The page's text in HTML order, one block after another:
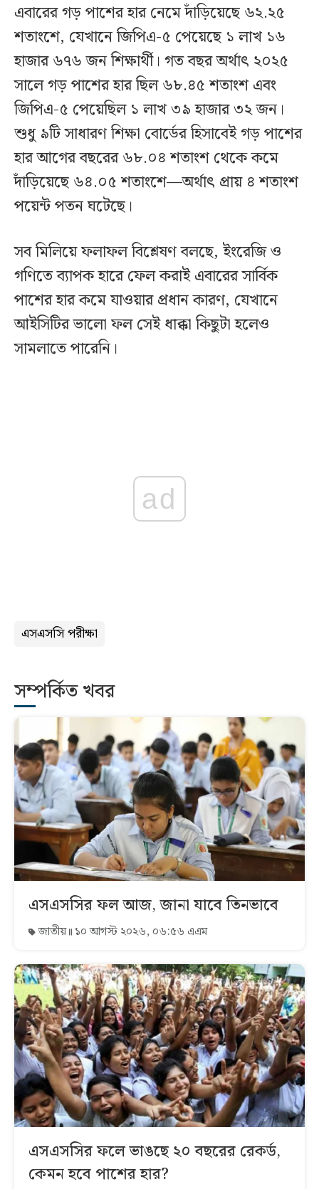
এবারের গড় পাশের হার নেমে দাঁড়িয়েছে ৬২.২৫
শতাংশে, যেখানে জিপিএ-৫ পেয়েছে ১ লাখ ১৬
হাজার ৬৭৬ জন শিক্ষার্থী। গত বছর অর্থাৎ ২০২৫
সালে গড় পাশের হার ছিল ৬৮.৪৫ শতাংশ এবং
জিপিএ-৫ পেয়েছিল ১ লাখ ৩৯ হাজার ৩২ জন।
শুধু ৯টি সাধারণ শিক্ষা বোর্ডের হিসাবেই গড় পাশের
হার আগের বছরের ৬৮.০৪ শতাংশ থেকে কমে
দাঁড়িয়েছে ৬৪.০৫ শতাংশে—অর্থাৎ প্রায় ৪ শতাংশ
পয়েন্ট পতন ঘটেছে।
সব মিলিয়ে ফলাফল বিশ্লেষণ বলছে, ইংরেজি ও
গণিতে ব্যাপক হারে ফেল করাই এবারের সার্বিক
পাশের হার কমে যাওয়ার প্রধান কারণ, যেখানে
আইসিটির ভালো ফল সেই ধাক্কা কিছুটা হলেও
সামলাতে পারেনি।
ad
এসএসসি পরীক্ষা
সম্পর্কিত খবর
এসএসসির ফল আজ, জানা যাবে তিনভাবে
জাতীয় ১০ আগস্ট ২০২৬, ০৬:৫৬ এএম
এসএসসির ফলে ভাঙছে ২০ বছরের রেকর্ড,
কেমন হবে পাশের হার?